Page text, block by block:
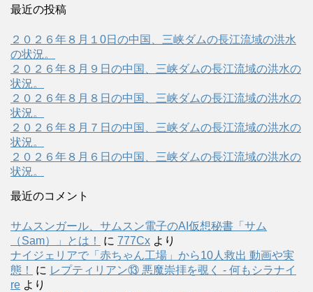
最近の投稿
２０２６年８月１0日の中国、三峡ダムの長江流域の洪水
の状況。
２０２６年８月９日の中国、三峡ダムの長江流域の洪水の
状況。
２０２６年８月８日の中国、三峡ダムの長江流域の洪水の
状況。
２０２６年８月７日の中国、三峡ダムの長江流域の洪水の
状況。
２０２６年８月６日の中国、三峡ダムの長江流域の洪水の
状況。
最近のコメント
サムスンガール、サムスン電子のAI仮想秘書「サム
（Sam）」とは！
に 777Cx より
ナイジェリアで「赤ちゃん工場」から10人救出 動画や実
態！
に レプティリアン⑬ 悪魔崇拝を覗く - 何もシラナイ
re より